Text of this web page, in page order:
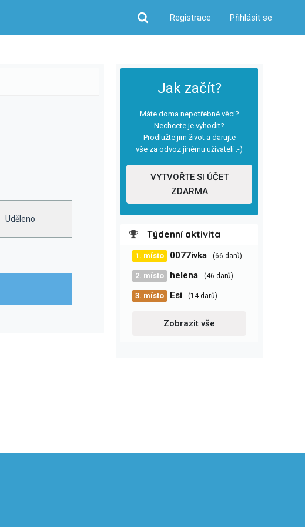
Hledat
Registrace Přihlásit se
Jak začít?
Máte doma nepotřebné věci?
Nechcete je vyhodit?
Prodlužte jim život a darujte
vše za odvoz jinému uživateli :-)
VYTVOŘTE SI ÚČET
ZDARMA
Týdenní aktivita
1. místo 0077ivka (66 darů)
2. místo helena (46 darů)
3. místo Esi (14 darů)
Zobrazit vše
Uděleno